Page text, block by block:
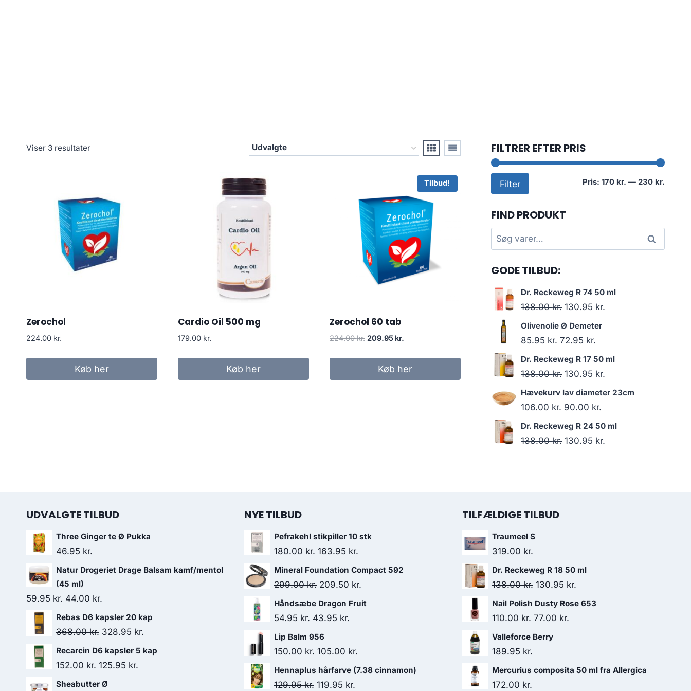
Viser 3 resultater
Zerochol
224.00 kr.
Køb her
Cardio Oil 500 mg
179.00 kr.
Køb her
Tilbud!
Zerochol 60 tab
224.00kr. Den
var:
209.95 kr.Den
er:
Køb her
FILTRER EFTER PRIS
Filter Pris: 170 kr. — 230 kr.
FIND PRODUKT
Søg
efter:
Søg
GODE TILBUD:
Dr. Reckeweg R 74 50 ml
138.00kr. Den
oprindelige
pris
138.00 kr..
130.95 kr.
Olivenolie Ø Demeter
85.95kr. Den
oprindelige
pris
85.95 kr..
72.95 kr.
aktuelle
pris
Dr. Reckeweg R 17 50 ml
138.00kr. Den
oprindelige
pris
138.00 kr..
130.95 kr.
aktuelle
Hævekurv lav diameter 23cm
106.00kr. Den
oprindelige
pris
90.00 kr.
aktuelle
pris
Dr. Reckeweg R 24 50 ml
138.00kr. Den
130.95 kr.
UDVALGTE TILBUD
Three Ginger te Ø Pukka
46.95 kr.
Natur Drogeriet Drage Balsam kamf/mentol
(45 ml)
59.95kr. Den
oprindelige
pris
59.95 kr..
44.00 kr.
aktuelle
pris
44.00 kr..
Rebas D6 kapsler 20 kap
368.00kr. Den
oprindelige
pris
328.95 kr.
aktuelle
Recarcin D6 kapsler 5 kap
152.00kr. Den
oprindelige
125.95 kr.
Sheabutter Ø
NYE TILBUD
Pefrakehl stikpiller 10 stk
180.00kr. Den
oprindelige
pris
180.00 kr..
163.95 kr.
aktuelle
pris
Mineral Foundation Compact 592
299.00kr. Den
oprindelige
pris
299.00 kr..
209.50 kr.
aktuelle
Håndsæbe Dragon Fruit
54.95kr. Den
oprindelige
pris
var:
54.95 kr..
43.95 kr.
pris
er:
Lip Balm 956
150.00kr. Den
oprindelige
pris
105.00 kr.
aktuelle
Hennaplus hårfarve (7.38 cinnamon)
129.95kr. Den
119.95 kr.
TILFÆLDIGE TILBUD
Traumeel S
319.00 kr.
Dr. Reckeweg R 18 50 ml
138.00kr. Den
oprindelige
pris
130.95 kr.
aktuelle
Nail Polish Dusty Rose 653
110.00kr. Den
oprindelige
77.00 kr.
Valleforce Berry
189.95 kr.
Mercurius composita 50 ml fra Allergica
172.00 kr.